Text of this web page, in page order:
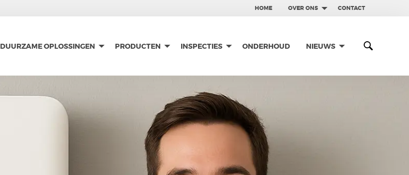
HOME OVER ONS CONTACT
DUURZAME OPLOSSINGEN PRODUCTEN INSPECTIES ONDERHOUD NIEUWS